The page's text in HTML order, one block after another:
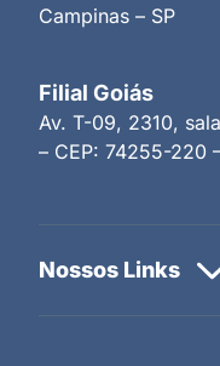
Campinas – SP
Filial Goiás
Av. T-09, 2310,
– CEP: 74255-220